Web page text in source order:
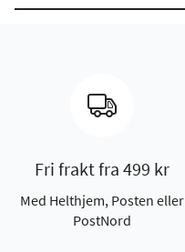
Fri frakt fra 499 kr
Med Helthjem, Posten eller
PostNord